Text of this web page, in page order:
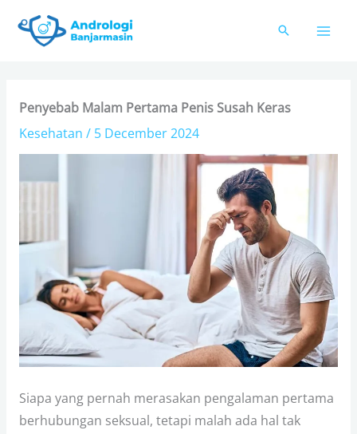
Penyebab Malam Pertama Penis Susah Keras
Kesehatan / 5 December 2024
Siapa yang pernah merasakan pengalaman pertama
berhubungan seksual, tetapi malah ada hal tak